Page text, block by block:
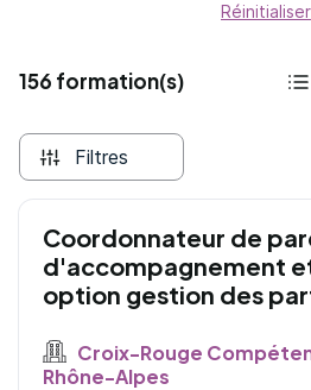
Réinitialiser
156 formation(s)
Filtres
Coordonnateur de
d'accompagnement
option gestion des
Croix-Rouge
Rhône-Alpes